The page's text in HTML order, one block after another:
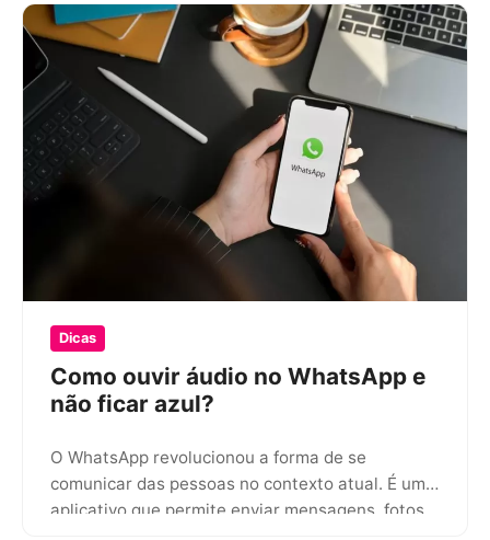
Dicas
Como ouvir áudio no WhatsApp e
não ficar azul?
O WhatsApp revolucionou a forma de se
comunicar das pessoas no contexto atual. É um
aplicativo que permite enviar mensagens, fotos,